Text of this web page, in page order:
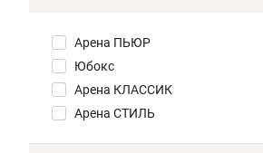
Арена ПЬЮР
Юбокс
Арена КЛАССИК
Арена СТИЛЬ